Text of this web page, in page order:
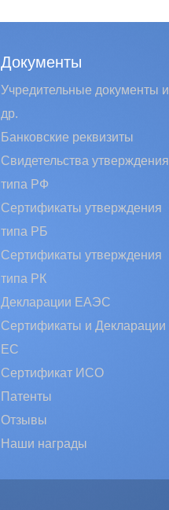
Документы
Учредительные документы и
др.
Банковские реквизиты
Свидетельства утверждения
типа РФ
Сертификаты утверждения
типа РБ
Сертификаты утверждения
типа РК
Декларации ЕАЭС
Сертификаты и Декларации
EC
Сертификат ИСО
Патенты
Отзывы
Наши награды